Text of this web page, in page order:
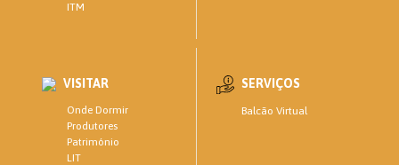
ITM
VISITAR
Onde Dormir
Produtores
Património
LIT
SERVIÇOS
Balcão Virtual